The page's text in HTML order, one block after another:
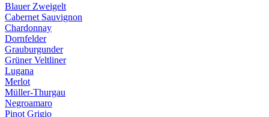
Blauer Zweigelt
Cabernet Sauvignon
Chardonnay
Dornfelder
Grauburgunder
Grüner Veltliner
Lugana
Merlot
Müller-Thurgau
Negroamaro
Pinot Grigio